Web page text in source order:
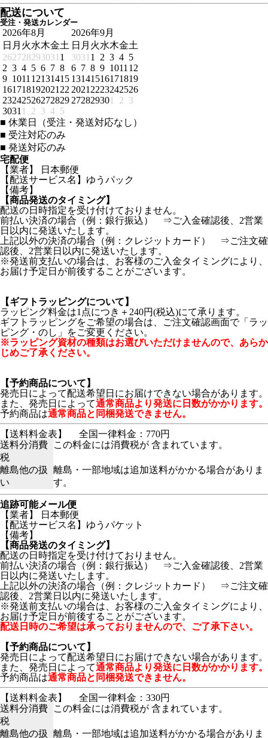
配送について
受注・発送カレンダー
2026年8月
日 月 火水木金土
262728293031 1
2 3 4 5 6 7 8
9 1011 12131415
161718192021 22
23242526272829
3031 1 2 3 4 5
2026年9月
日 月 火水木金土
3031 1 2 3 4 5
6 7 8 9 1011 12
13141516171819
2021 2223242526
272829301 2 3
■ 休業日（受注・発送対応なし）
■ 受注対応のみ
■ 発送対応のみ
宅配便
【業者】 日本郵便
【配送サービス名】ゆうパック
【備考】
【商品発送のタイミング】
配送の日時指定を受け付けておりません。
前払い決済の場合（例：銀行振込） ⇒ご入金確認後、2営業
日以内に発送いたします。
上記以外の決済の場合（例：クレジットカード） ⇒ご注文確
認後、2営業日以内に発送いたします。
※発送前支払いの場合は、お客様のご入金タイミングにより、
お届け予定日が前後することがございます。
【ギフトラッピングについて】
ラッピング料金は1点につき＋240円(税込)にて承ります。
ギフトラッピングをご希望の場合は、ご注文確認画面で「ラッ
ピング・のし」をご変更ください。
※ラッピング資材の種類はお選びいただけませんので、あらか
じめご了承ください。
【予約商品について】
発売日によって配送希望日にお届けできない場合があります。
また、発売日によって通常商品より発送に日数がかかります。
予約商品は通常商品と同梱発送できません。
【送料料金表】
全国一律料金：770円
送料分消費
税
この料金には消費税が 含まれています。
離島他の扱
い
離島・一部地域は追加送料がかかる場合がありま
す。
追跡可能メール便
【業者】 日本郵便
【配送サービス名】ゆうパケット
【備考】
【商品発送のタイミング】
配送の日時指定を受け付けておりません。
前払い決済の場合（例：銀行振込） ⇒ご入金確認後、2営業
日以内に発送いたします。
上記以外の決済の場合（例：クレジットカード） ⇒ご注文確
認後、2営業日以内に発送いたします。
※発送前支払いの場合は、お客様のご入金タイミングにより、
お届け予定日が前後することがございます。
配送日時のご希望は承っておりませんので、ご了承下さい。
【予約商品について】
発売日によって配送希望日にお届けできない場合があります。
また、発売日によって通常商品より発送に日数がかかります。
予約商品は通常商品と同梱発送できません。
【送料料金表】
全国一律料金：330円
送料分消費
税
この料金には消費税が 含まれています。
離島他の扱 離島・一部地域は追加送料がかかる場合がありま